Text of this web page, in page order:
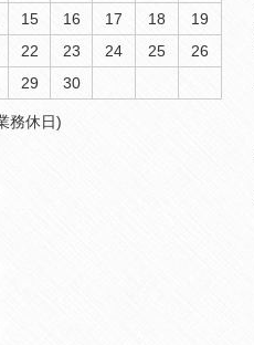
15 16 17 18
19
22 23 24 25
26
29 30
務休日)